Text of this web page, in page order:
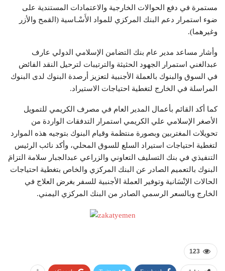
مستمرة في دفع الحوالات الخارجية والاعتمادات المستندية على
ضوء استمرار دعم البنك المركزي للمواد الأَسْـاسية (القمح والأزر
وغيرهما).
وأشار مساعد مدير عام بنك التضامن الإسلامي الدولي عارف
عبدالغني استمرار الجهود الحثيثة والترتيبات لترحيل النقد الفائض
في السوق والبنوك بالعملة الأجنبية لتعزيز أرصدة البنوك لدى البنوك
المراسلة في الخارج لتغطية احتياجات الاستيراد.
كما أكد القائم بأعمال المدير العام في مصرف الكريمي للتمويل
الأصغر الإسلامي علي الكريمي استمرار التدفقات الواردة من
تحويلات المغتربين وبصورة منتظمة وقيام البنوك بتوجيه هذه الموارد
لتغطية احتياجات استيراد السلع للسوق المحلي، وأكد نائب الرئيس
التنفيذي في بنك التسليف التعاوني والزراعي عبدالجبار سلامة التزامَ
البنوك بالتعميم الصادر عن البنك المركزي والخاص بتغطية احتياجات
الحالات الإنْسَانية وتوفير العملة الأجنبية للسفر بغرض العلاج في
الخارج وبالسعر الرسمي الصادر من البنك المركزي اليمني.
123